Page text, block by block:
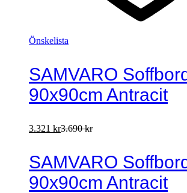
Önskelista
SAMVARO
90x90cm Antracit
3.321 kr3.690kr
SAMVARO
90x90cm Antracit